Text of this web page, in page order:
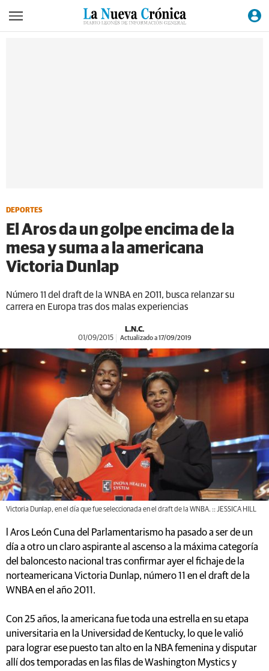
DEPORTES
El Aros da un golpe encima de la
mesa y suma a la americana
Victoria Dunlap
Número 11 del draft de la WNBA en 2011, busca relanzar su
carrera en Europa tras dos malas experiencias
L.N.C.
01/09/2015 Actualizado a 17/09/2019
Victoria Dunlap, en el día que fue seleccionada en el draft de la WNBA. :: JESSICA HILL
l Aros León Cuna del Parlamentarismo ha pasado a ser de un
día a otro un claro aspirante al ascenso a la máxima categoría
del baloncesto nacional tras confirmar ayer el fichaje de la
norteamericana Victoria Dunlap, número 11 en el draft de la
WNBA en el año 2011.
Con 25 años, la americana fue toda una estrella en su etapa
universitaria en la Universidad de Kentucky, lo que le valió
para lograr ese puesto tan alto en la NBA femenina y disputar
allí dos temporadas en las filas de Washington Mystics y